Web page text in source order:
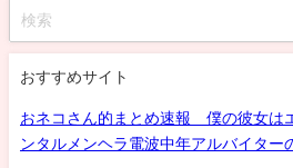
おすすめサイト
おネコさん的まとめ速報 僕の彼女は
ンタルメンヘラ電波中年アルバイター